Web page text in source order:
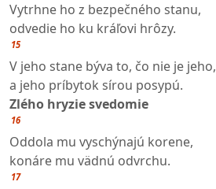
Vytrhne ho z bezpečného stanu,
odvedie ho ku kráľovi hrôzy.
15
V jeho stane býva to, čo nie je jeho,
a jeho príbytok sírou posypú.
Zlého hryzie svedomie
16
Oddola mu vyschýnajú korene,
konáre mu vädnú odvrchu.
17